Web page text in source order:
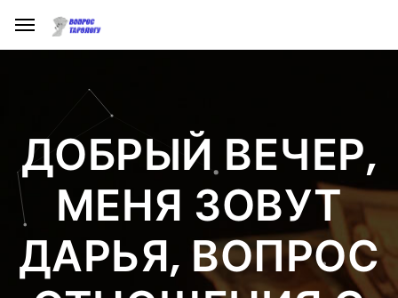
ДОБРЫЙ ВЕЧЕР,
МЕНЯ ЗОВУТ
ДАРЬЯ, ВОПРОС